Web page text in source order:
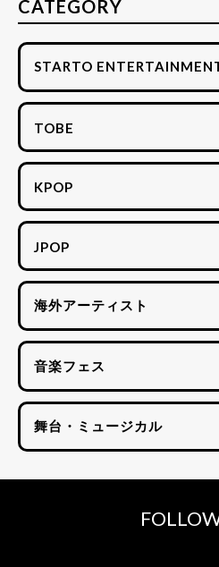
CATEGORY
STARTO
TOBE
KPOP
JPOP
海外アーティスト
音楽フェス
舞台・ミュージカル